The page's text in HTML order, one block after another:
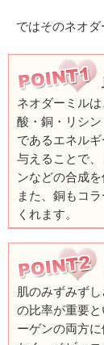
ではそのネオダ
ネオダーミル
酸・銅・リシ
であるエネル
与えることで
ンなどの合成
また、銅もコ
くれます。
肌のみずみず
の比率が重要
ーゲンの両方